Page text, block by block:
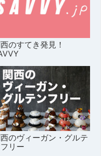
のすてき発見！
のヴィーガン・グルテ
リー